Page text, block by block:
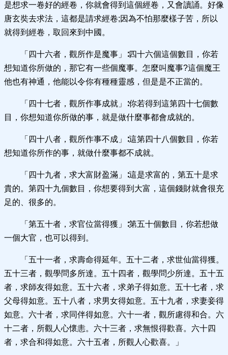
是想求一卷好的經卷，你就會得到這個經卷，又會讀誦。好像
唐玄奘去求法，這都是請求經卷;因為不怕那麼樣子苦，所以
就得到經卷，取回來到中國。
「四十六者，觀所作是魔事」∶四十六個這個數目，你若
想知道你所做的，那它有一些個魔事。怎麼叫魔事?這個魔王
他也有神通，他能以令你有種種靈感，但是是不正當的。
「四十七者，觀所作事成就」∶你若得到這第四十七個數
目，你想知道你所做的事，就是做什麼事都會成就的。
「四十八者，觀所作事不成」∶這第四十八個數目，你若
想知道你所作的事，就做什麼事都不成就。
「四十九者，求大富財盈滿」∶這是求富的，第五十是求
貴的。第四十九個數目，你想要得到大富，這個錢財就會很充
足的、很多的。
「第五十者，求官位當得獲」∶第五十個數目，你若想做
一個大官，也可以得到。
「五十一者，求壽命得延年。五十二者，求世仙當得獲。
五十三者，觀學問多所達。五十四者，觀學問少所達。五十五
者，求師友得如意。五十六者，求弟子得如意。五十七者，求
父母得如意。五十八者，求男女得如意。五十九者，求妻妾得
如意。六十者，求同伴得如意。六十一者，觀所慮得和合。六
十二者，所觀人心懷恚。六十三者，求無恨得歡喜。六十四
者，求合和得如意。六十五者，所觀人心歡喜。」